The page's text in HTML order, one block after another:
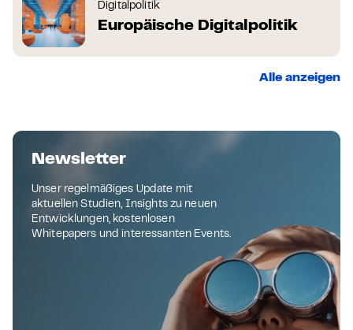
Digitalpolitik
Europäische Digitalpolitik
Alle anzeigen
Newsletter
Unser regelmäßiges Update mit
aktuellen Studien, Insights zu neuen
Entwicklungen, kostenlosen
Whitepapers und interessanten Events.